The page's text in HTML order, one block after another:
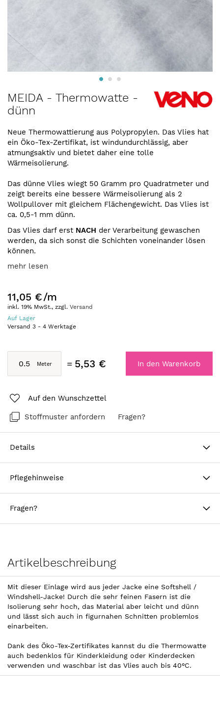
Anfang
der
springen
MEIDA - Thermowatte -
dünn
Neue Thermowattierung aus Polypropylen. Das Vlies hat
ein Öko-Tex-Zertifikat, ist windundurchlässig, aber
atmungsaktiv und bietet daher eine tolle
Wärmeisolierung.
Das dünne Vlies wiegt 50 Gramm pro Quadratmeter und
zeigt bereits eine bessere Wärmeisolierung als 2
Wollpullover mit gleichem Flächengewicht. Das Vlies ist
ca. 0,5-1 mm dünn.
Das Vlies darf erst NACH der Verarbeitung gewaschen
werden, da sich sonst die Schichten voneinander lösen
können.
mehr lesen
11,05 €/m
inkl. 19% MwSt., zzgl. Versand
Auf Lager
Versand 3 - 4 Werktage
5,53 € In den Warenkorb
Auf den Wunschzettel
Stoffmuster anfordern Fragen?
Details
Pflegehinweise
Fragen?
Artikelbeschreibung
Mit dieser Einlage wird aus jeder Jacke eine Softshell /
Windshell-Jacke! Durch die sehr feinen Fasern ist die
Isolierung sehr hoch, das Material aber leicht und dünn
und lässt sich auch in figurnahen Schnitten problemlos
einarbeiten.
Dank des Öko-Tex-Zertifikates kannst du die Thermowatte
auch bedenklos für Kinderkleidung oder Kinderdecken
verwenden und waschbar ist das Vlies auch bis 40°C.